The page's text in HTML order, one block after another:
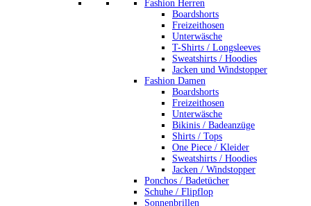
Fashion Herren
Boardshorts
Freizeithosen
Unterwäsche
T-Shirts / Longsleeves
Sweatshirts / Hoodies
Jacken und Windstopper
Fashion Damen
Boardshorts
Freizeithosen
Unterwäsche
Bikinis / Badeanzüge
Shirts / Tops
One Piece / Kleider
Sweatshirts / Hoodies
Jacken / Windstopper
Ponchos / Badetücher
Schuhe / Flipflop
Sonnenbrillen